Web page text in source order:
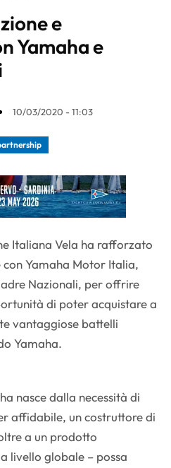
e
Yamaha e
10/03/2020 - 11:03
Italiana Vela ha rafforzato
Yamaha Motor Italia,
Nazionali, per offrire
di poter acquistare a
vantaggiose battelli
Yamaha.
nasce dalla necessità di
affidabile, un costruttore di
a un prodotto
livello globale – possa